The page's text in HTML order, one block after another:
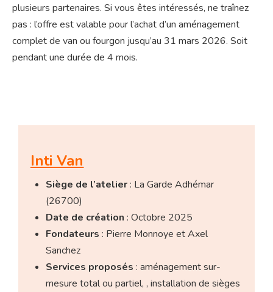
plusieurs partenaires. Si vous êtes intéressés, ne traînez
pas : l’offre est valable pour l’achat d’un aménagement
complet de van ou fourgon jusqu’au 31 mars 2026. Soit
pendant une durée de 4 mois.
Inti Van
Siège de l’atelier: La Garde Adhémar
(26700)
Date de création : Octobre 2025
Fondateurs : Pierre Monnoye et Axel
Sanchez
Services proposés : aménagement sur-
mesure total ou partiel, , installation de sièges